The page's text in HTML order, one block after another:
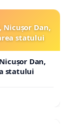
în
în cetățenii
Nicușor Dan,
statului
Dan,
statului